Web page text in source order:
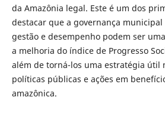
da Amazônia legal. Este é um dos
destacar que a governança
gestão e desempenho podem ser
a melhoria do índice de Progresso
além de torná-los uma estratégia útil
políticas públicas e ações em
amazônica.